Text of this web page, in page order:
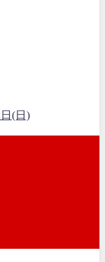
(日)